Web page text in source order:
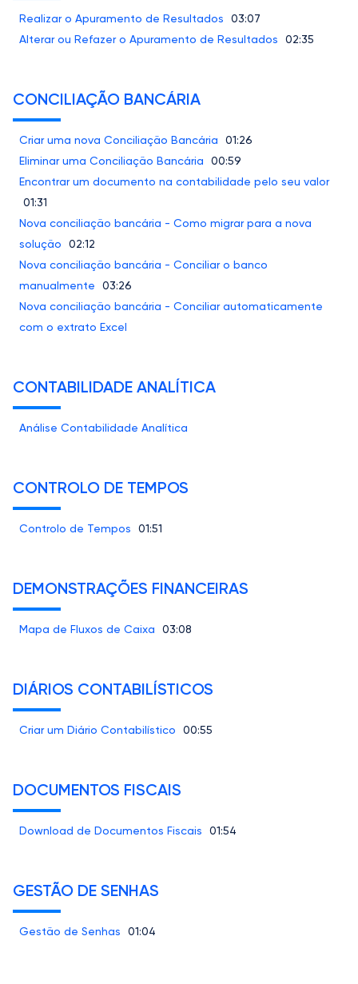
Realizar o Apuramento de Resultados
03:07
Alterar ou Refazer o Apuramento de Resultados
02:35
CONCILIAÇÃO BANCÁRIA
Criar uma nova Conciliação Bancária
01:26
Eliminar uma Conciliação Bancária
00:59
Encontrar um documento na contabilidade pelo seu valor
01:31
Nova conciliação bancária - Como migrar para a nova
solução
02:12
Nova conciliação bancária - Conciliar o banco
manualmente
03:26
Nova conciliação bancária - Conciliar automaticamente
com o extrato Excel
CONTABILIDADE ANALÍTICA
Análise Contabilidade Analítica
CONTROLO DE TEMPOS
Controlo de Tempos 01:51
DEMONSTRAÇÕES FINANCEIRAS
Mapa de Fluxos de Caixa 03:08
DIÁRIOS CONTABILÍSTICOS
Criar um Diário Contabilístico 00:55
DOCUMENTOS FISCAIS
Download de Documentos Fiscais 01:54
GESTÃO DE SENHAS
Gestão de Senhas 01:04